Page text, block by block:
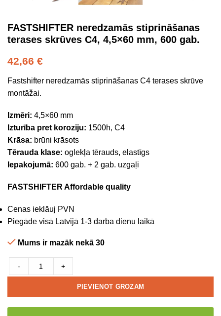
FASTSHIFTER neredzamās stiprināšanas
terases skrūves C4, 4,5×60 mm, 600 gab.
42,66 €
Fastshifter neredzamās stiprināšanas C4 terases skrūve
montāžai.
Izmēri: 4,5×60 mm
Izturība pret koroziju: 1500h, C4
Krāsa: brūni krāsots
Tērauda klase: oglekļa tērauds, elastīgs
Iepakojumā: 600 gab. + 2 gab. uzgaļi
FASTSHIFTER Affordable quality
Cenas ieklāuj PVN
Piegāde visā Latvijā 1-3 darba dienu laikā
Mums ir mazāk nekā 30
- +
PIEVIENOT GROZAM